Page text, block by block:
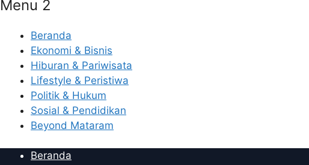
Menu 2
Beranda
Ekonomi & Bisnis
Hiburan & Pariwisata
Lifestyle & Peristiwa
Politik & Hukum
Sosial & Pendidikan
Beyond Mataram
Beranda